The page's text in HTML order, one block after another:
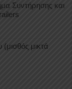
Συντήρησης και
(μισθός μικτά